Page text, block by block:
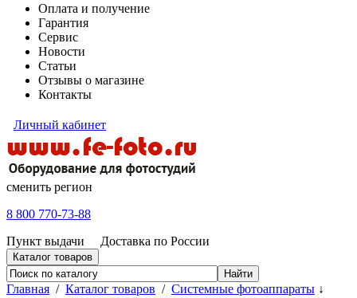
Оплата и получение
Гарантия
Сервис
Новости
Статьи
Отзывы о магазине
Контакты
Личный кабинет
сменить регион
8 800 770-73-88
Пункт выдачи
Доставка по России
Каталог товаров
Главная / Каталог товаров / Системные фотоаппараты ↓